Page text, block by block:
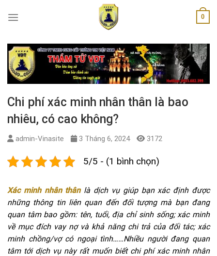
0
Chi phí xác minh nhân thân là bao
nhiêu, có cao không?
admin-Vinasite 3 Tháng 6, 2024 3172
5/5 - (1 bình chọn)
Xác minh nhân thânlà dịch vụ giúp bạn xác định được
những thông tin liên quan đến đối tượng mà bạn đang
quan tâm bao gồm: tên, tuổi, địa chỉ sinh sống; xác minh
về mục đích vay nợ và khả năng chi trả của đối tác; xác
minh chồng/vợ có ngoại tình……Nhiều người đang quan
tâm tới dịch vụ này rất muốn biết chi phí xác minh nhân